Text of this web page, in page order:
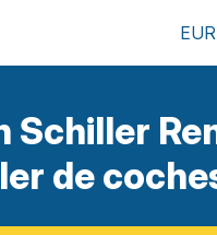
EUR
Schiller
de